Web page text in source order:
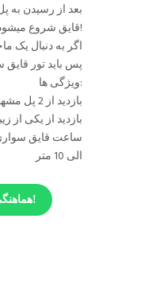
قایق شروع میشود!
اگر به دنبال یک
پس باید تور قایق
ویژگی ها:
بازدید از 2 پل مشهور زمان رم
بازدید از یکی از
الی 10 متر
هماهنگی سریع از طریق واتس اَپ!